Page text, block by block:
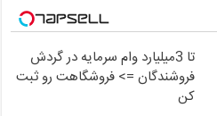
تا 3میلیارد وام سرمایه در گردش
فروشندگان => فروشگاهت رو ثبت
کن